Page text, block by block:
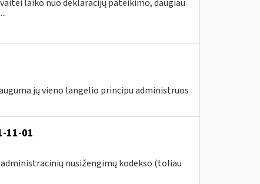
laiko nuo deklaracijų pateikimo, daugiau
jų vieno langelio principu administruos
11-01
nusižengimų kodekso (toliau